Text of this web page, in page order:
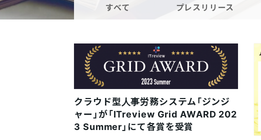
すべて プレスリリース
クラウド型人事労務システム「ジンジ
ャー」が「ITreview Grid AWARD 202
3 Summer」にて各賞を受賞